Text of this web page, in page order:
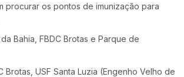
procurar os pontos de imunização para
Bahia, FBDC Brotas e Parque de
Brotas, USF Santa Luzia (Engenho Velho de